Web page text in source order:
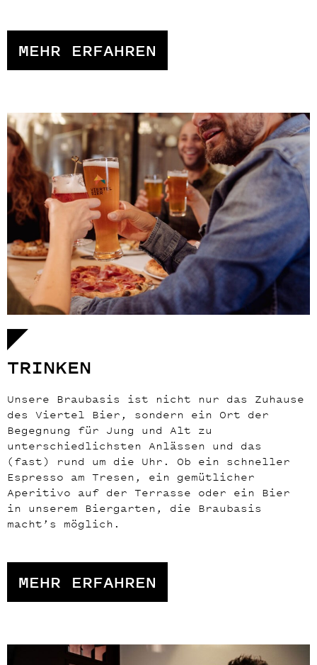
MEHR ERFAHREN
TRINKEN
Unsere Braubasis ist nicht nur das Zuhause
des Viertel Bier, sondern ein Ort der
Begegnung für Jung und Alt zu
unterschiedlichsten Anlässen und das
(fast) rund um die Uhr. Ob ein schneller
Espresso am Tresen, ein gemütlicher
Aperitivo auf der Terrasse oder ein Bier
in unserem Biergarten, die Braubasis
macht’s möglich.
MEHR ERFAHREN